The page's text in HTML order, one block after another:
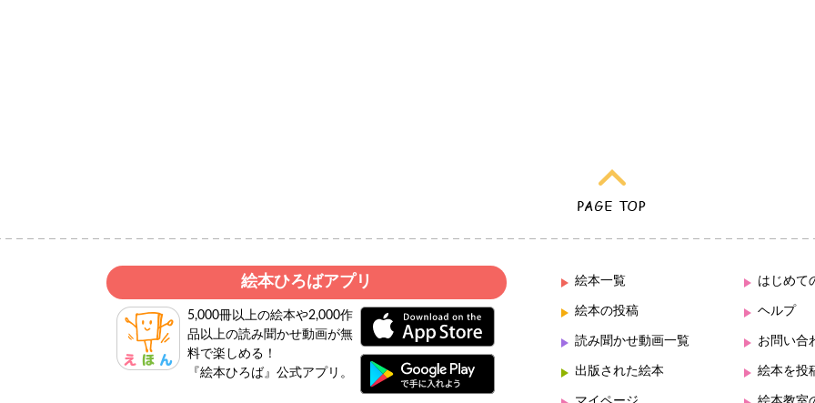
絵本ひろばアプリ
5,000冊以上の絵本や2,000作
品以上の読み聞かせ動画が無
料で楽しめる！
『絵本ひろば』公式アプリ。
絵本一覧
絵本の投稿
読み聞かせ動画一覧
出版された絵本
はじめて
ヘルプ
お問い合
絵本を投